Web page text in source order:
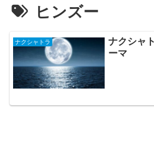
ヒンズー
ナクシャトラ
ナクシャ
ーマ